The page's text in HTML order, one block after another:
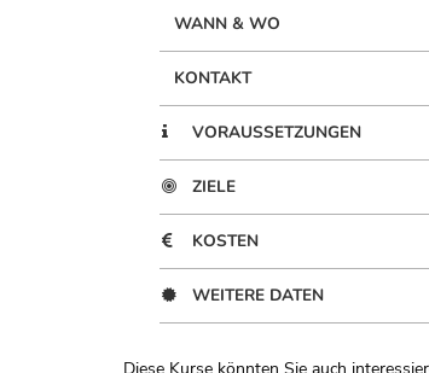
WANN & WO
KONTAKT
VORAUSSETZUNGEN
ZIELE
KOSTEN
WEITERE DATEN